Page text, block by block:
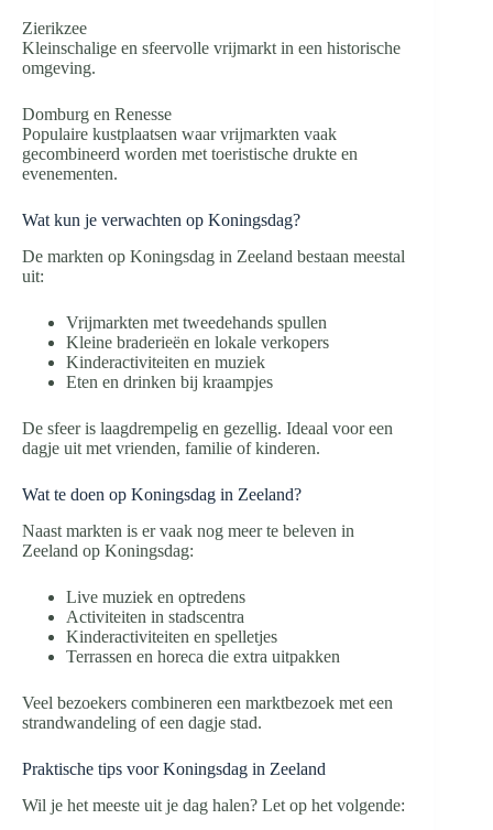
Zierikzee
Kleinschalige en sfeervolle vrijmarkt in een historische
omgeving.
Domburg en Renesse
Populaire kustplaatsen waar vrijmarkten vaak
gecombineerd worden met toeristische drukte en
evenementen.
Wat kun je verwachten op Koningsdag?
De markten op Koningsdag in Zeeland bestaan meestal
uit:
Vrijmarkten met tweedehands spullen
Kleine braderieën en lokale verkopers
Kinderactiviteiten en muziek
Eten en drinken bij kraampjes
De sfeer is laagdrempelig en gezellig. Ideaal voor een
dagje uit met vrienden, familie of kinderen.
Wat te doen op Koningsdag in Zeeland?
Naast markten is er vaak nog meer te beleven in
Zeeland op Koningsdag:
Live muziek en optredens
Activiteiten in stadscentra
Kinderactiviteiten en spelletjes
Terrassen en horeca die extra uitpakken
Veel bezoekers combineren een marktbezoek met een
strandwandeling of een dagje stad.
Praktische tips voor Koningsdag in Zeeland
Wil je het meeste uit je dag halen? Let op het volgende: